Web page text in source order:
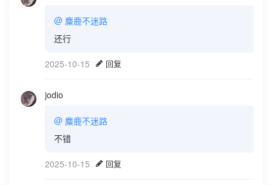
@ 麋鹿不迷路
还行
2025-10-15 回复
jodio
@ 麋鹿不迷路
不错
2025-10-15 回复